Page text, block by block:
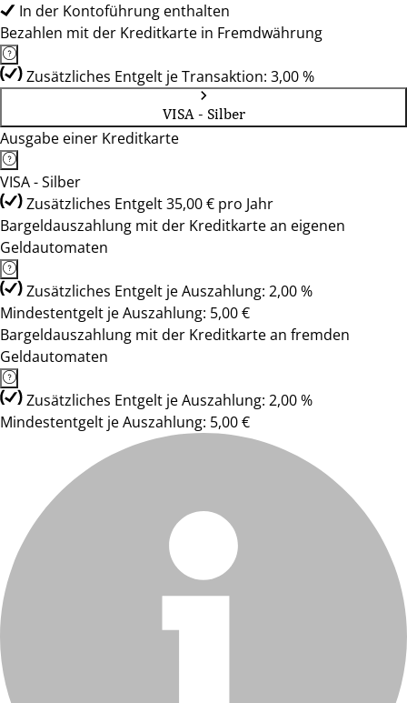
In der Kontoführung enthalten
Bezahlen mit der Kreditkarte in Fremdwährung
Zusätzliches Entgelt je Transaktion: 3,00 %
VISA - Silber
Ausgabe einer Kreditkarte
VISA - Silber
Zusätzliches Entgelt 35,00 € pro Jahr
Bargeldauszahlung mit der Kreditkarte an eigenen
Geldautomaten
Zusätzliches Entgelt je Auszahlung: 2,00 %
Mindestentgelt je Auszahlung: 5,00 €
Bargeldauszahlung mit der Kreditkarte an fremden
Geldautomaten
Zusätzliches Entgelt je Auszahlung: 2,00 %
Mindestentgelt je Auszahlung: 5,00 €